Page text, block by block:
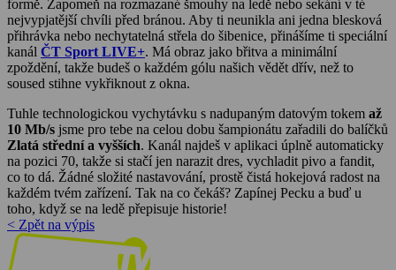
formě. Zapomeň na rozmazané šmouhy na ledě nebo sekání v té
nejvypjatější chvíli před bránou. Aby ti neunikla ani jedna blesková
přihrávka nebo nechytatelná střela do šibenice, přinášíme ti speciální
kanál ČT Sport LIVE+. Má obraz jako břitva a minimální
zpoždění, takže budeš o každém gólu našich vědět dřív, než to
soused stihne vykřiknout z okna.
Tuhle technologickou vychytávku s nadupaným datovým tokem až
10 Mb/s jsme pro tebe na celou dobu šampionátu zařadili do balíčků
Zlatá střední a vyšších. Kanál najdeš v aplikaci úplně automaticky
na pozici 70, takže si stačí jen narazit dres, vychladit pivo a fandit,
co to dá. Žádné složité nastavování, prostě čistá hokejová radost na
každém tvém zařízení. Tak na co čekáš? Zapínej Pecku a buď u
toho, když se na ledě přepisuje historie!
< Zpět na výpis